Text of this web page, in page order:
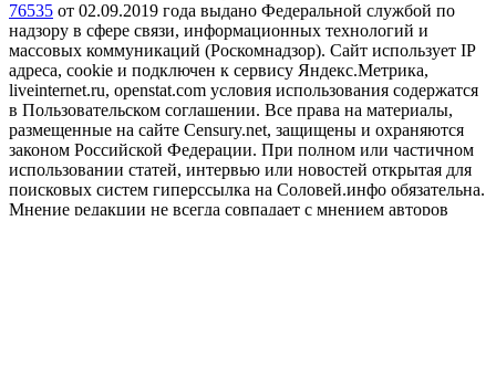
76535 от 02.09.2019 года выдано Федеральной службой по
надзору в сфере связи, информационных технологий и
массовых коммуникаций (Роскомнадзор). Сайт использует IP
адреса, cookie и подключен к сервису Яндекс.Метрика,
liveinternet.ru, openstat.com условия использования содержатся
в Пользовательском соглашении. Все права на материалы,
размещенные на сайте Censury.net, защищены и охраняются
законом Российской Федерации. При полном или частичном
использовании статей, интервью или новостей открытая для
поисковых систем гиперссылка на Соловей.инфо обязательна.
Мнение редакции не всегда совпадает с мнением авторов